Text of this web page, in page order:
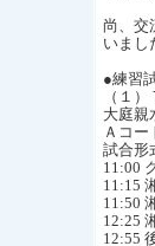
尚、交
いまし
●練習
（１
大庭
Ａコー
試合形
11:00
11:15
11:50
12:25
12:55